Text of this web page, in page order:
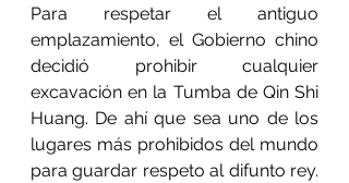
Para respetar el antiguo
emplazamiento, el Gobierno chino
decidió prohibir cualquier
excavación en la Tumba de Qin Shi
Huang. De ahí que sea uno de los
lugares más prohibidos del mundo
para guardar respeto al difunto rey.